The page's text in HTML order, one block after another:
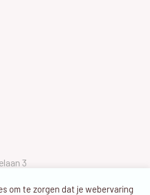
3
om te zorgen dat je webervaring